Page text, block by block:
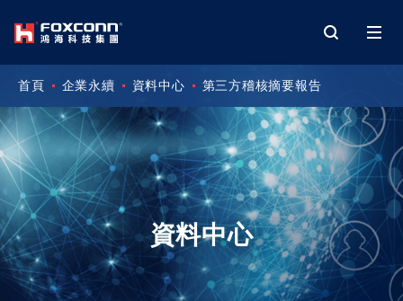
資料中心
首頁 企業永續 資料中心 第三方稽核摘要報告